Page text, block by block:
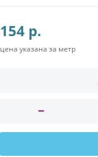
154 р.
цена указана за метр